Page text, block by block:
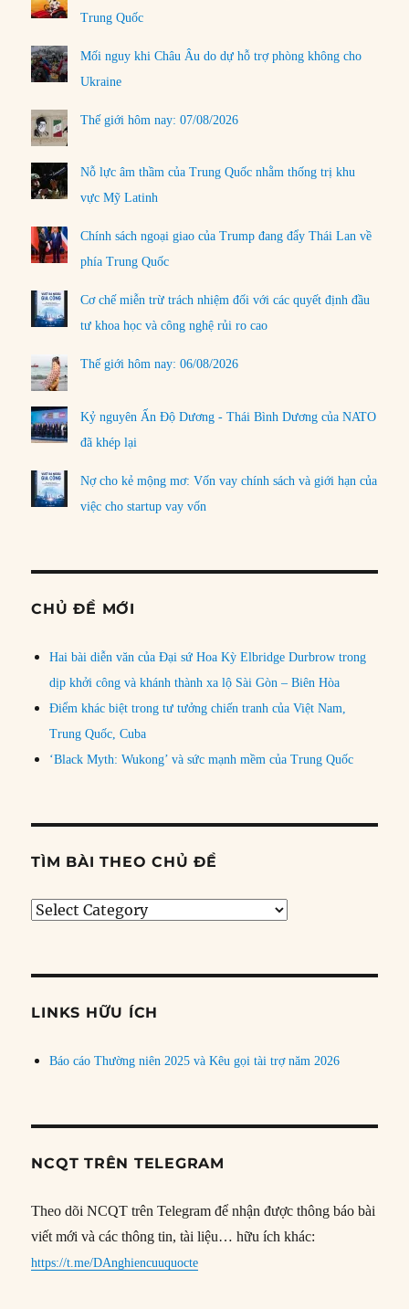
Trung Quốc
Mối nguy khi Châu Âu do dự hỗ trợ phòng không cho
Ukraine
Thế giới hôm nay: 07/08/2026
Nỗ lực âm thầm của Trung Quốc nhằm thống trị khu
vực Mỹ Latinh
Chính sách ngoại giao của Trump đang đẩy Thái Lan về
phía Trung Quốc
Cơ chế miễn trừ trách nhiệm đối với các quyết định đầu
tư khoa học và công nghệ rủi ro cao
Thế giới hôm nay: 06/08/2026
Kỷ nguyên Ấn Độ Dương - Thái Bình Dương của NATO
đã khép lại
Nợ cho kẻ mộng mơ: Vốn vay chính sách và giới hạn của
việc cho startup vay vốn
CHỦ ĐỀ MỚI
Hai bài diễn văn của Đại sứ Hoa Kỳ Elbridge Durbrow trong
dịp khởi công và khánh thành xa lộ Sài Gòn – Biên Hòa
Điểm khác biệt trong tư tưởng chiến tranh của Việt Nam,
Trung Quốc, Cuba
‘Black Myth: Wukong’ và sức mạnh mềm của Trung Quốc
TÌM BÀI THEO CHỦ ĐỀ
Tìm
đề
LINKS HỮU ÍCH
Báo cáo Thường niên 2025 và Kêu gọi tài trợ năm 2026
NCQT TRÊN TELEGRAM
Theo dõi NCQT trên Telegram để nhận được thông báo bài
viết mới và các thông tin, tài liệu… hữu ích khác:
https://t.me/DAnghiencuuquocte